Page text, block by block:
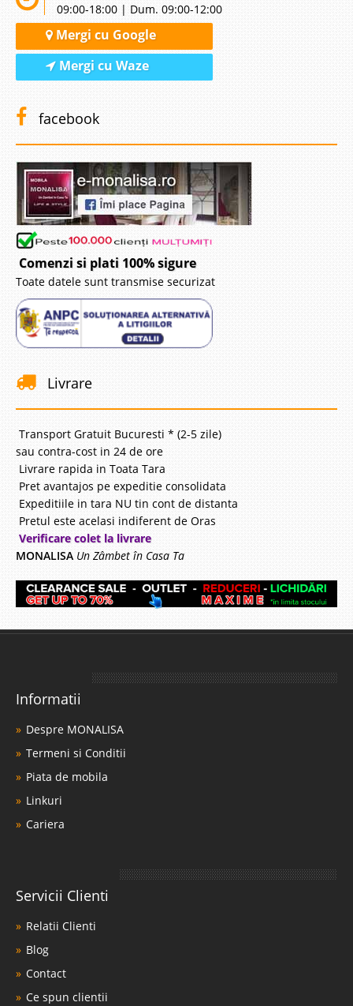
09:00-18:00 | Dum. 09:00-12:00
Mergi cu Google
Mergi cu Waze
facebook
Comenzi si plati 100% sigure
Toate datele sunt transmise securizat
Livrare
Transport Gratuit Bucuresti * (2-5 zile)
sau contra-cost in 24 de ore
Livrare rapida in Toata Tara
Pret avantajos pe expeditie consolidata
Expeditiile in tara NU tin cont de distanta
Pretul este acelasi indiferent de Oras
Verificare colet la livrare
MONALISA Un Zâmbet în Casa Ta
Informatii
Despre MONALISA
Termeni si Conditii
Piata de mobila
Linkuri
Cariera
Servicii Clienti
Relatii Clienti
Blog
Contact
Ce spun clientii